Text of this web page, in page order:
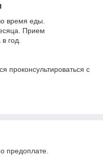
время еды.
Прием
год.
проконсультироваться с
предоплате.